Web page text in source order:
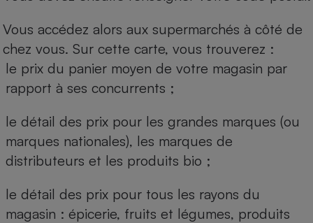
Vous accédez alors aux supermarchés à côté de
chez vous. Sur cette carte, vous trouverez :
le prix du panier moyen de votre magasin par
rapport à ses concurrents ;
le détail des prix pour les grandes marques (ou
marques nationales), les marques de
distributeurs et les produits bio ;
le détail des prix pour tous les rayons du
magasin : épicerie, fruits et légumes, produits